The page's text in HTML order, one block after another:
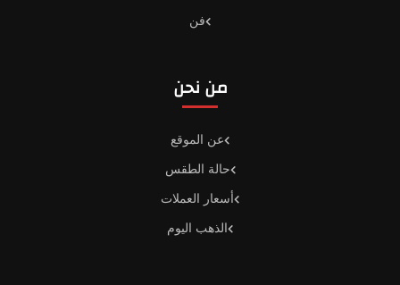
فن
من نحن
عن الموقع
حالة الطقس
أسعار العملات
الذهب اليوم